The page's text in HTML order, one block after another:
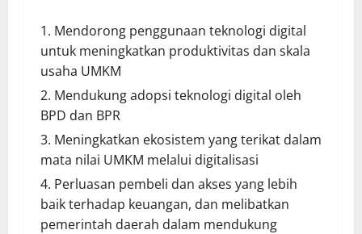
Mendorong penggunaan teknologi digital
untuk meningkatkan produktivitas dan skala
usaha UMKM
Mendukung adopsi teknologi digital oleh
BPD dan BPR
Meningkatkan ekosistem yang terikat dalam
mata nilai UMKM melalui digitalisasi
Perluasan pembeli dan akses yang lebih
baik terhadap keuangan, dan melibatkan
pemerintah daerah dalam mendukung